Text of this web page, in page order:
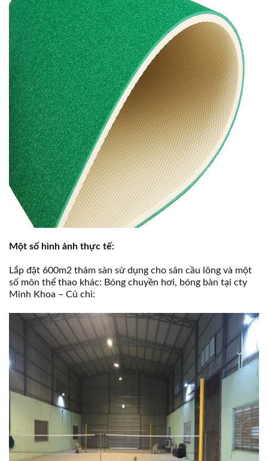
Một số hình ảnh thực tế:
Lắp đặt 600m2 thảm sàn sử dụng cho sân cầu lông và một
số môn thể thao khác: Bóng chuyền hơi, bóng bàn tại cty
Minh Khoa – Củ chi: